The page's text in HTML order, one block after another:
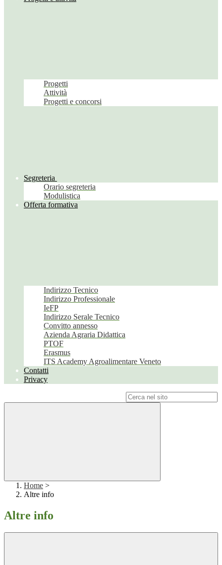
Progetti
Attività
Progetti e concorsi
Segreteria
Orario segreteria
Modulistica
Offerta formativa
Indirizzo Tecnico
Indirizzo Professionale
IeFP
Indirizzo Serale Tecnico
Convitto annesso
Azienda Agraria Didattica
PTOF
Erasmus
ITS Academy Agroalimentare Veneto
Contatti
Privacy
Home >
Altre info
Altre info